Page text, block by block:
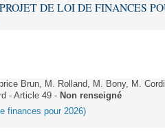
DE LOI DE FINANCES
Brun, M. Rolland, M. Bony, M.
- Article 49 - Non renseigné
finances pour 2026)